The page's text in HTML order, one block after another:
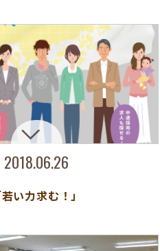
2018.06.26
若い力求む！」